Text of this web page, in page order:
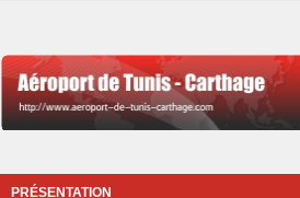
PRÉSENTATION